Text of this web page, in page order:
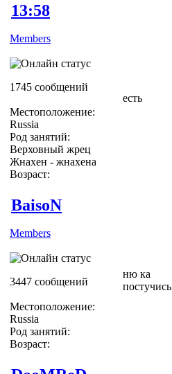
13:58
Members
1745 сообщений
Местоположение:
Russia
Род занятий:
Верховный жрец
Жнахен - жнахена
Возраст:
есть
BaisoN
Members
3447 сообщений
Местоположение:
Russia
Род занятий:
Возраст:
ню ка
постучись